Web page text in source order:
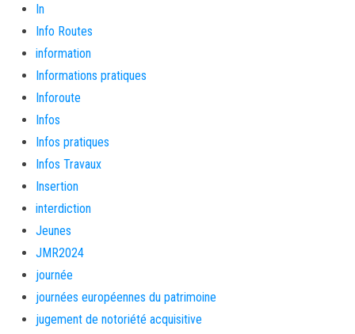
In
Info Routes
information
Informations pratiques
Inforoute
Infos
Infos pratiques
Infos Travaux
Insertion
interdiction
Jeunes
JMR2024
journée
journées européennes du patrimoine
jugement de notoriété acquisitive